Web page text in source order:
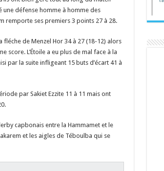
une défense homme à homme des
remporte ses premiers 3 points 27 à 28.
de Menzel Hor 34 à 27 (18-12) alors
score. L’Étoile a eu plus de mal face à la
par la suite infligeant 15 buts d’écart 41 à
par Sakiet Ezzite 11 à 11 mais ont
capbonais entre la Hammamet et le
et les aigles de Téboulba qui se